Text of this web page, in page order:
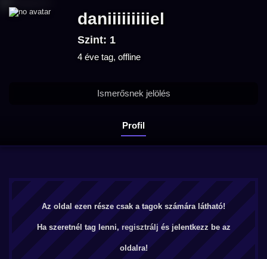
daniiiiiiiiiel
Szint: 1
4 éve tag, offline
Profil
Ismerősnek jelölés
Az oldal ezen része csak a tagok számára látható!
Ha szeretnél tag lenni, regisztrálj és jelentkezz be az
oldalra!